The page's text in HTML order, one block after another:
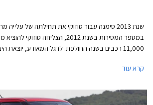
שנת 2013 סימנה עבור סוזוקי את תחילתה של
במספר המסירות בשנת 2012, הצליחה
11,000 רכבים בשנה החולפת. לרגל המאורע, יוצאת
21.02.2014 או עד גמר המלאי.
קרא עוד